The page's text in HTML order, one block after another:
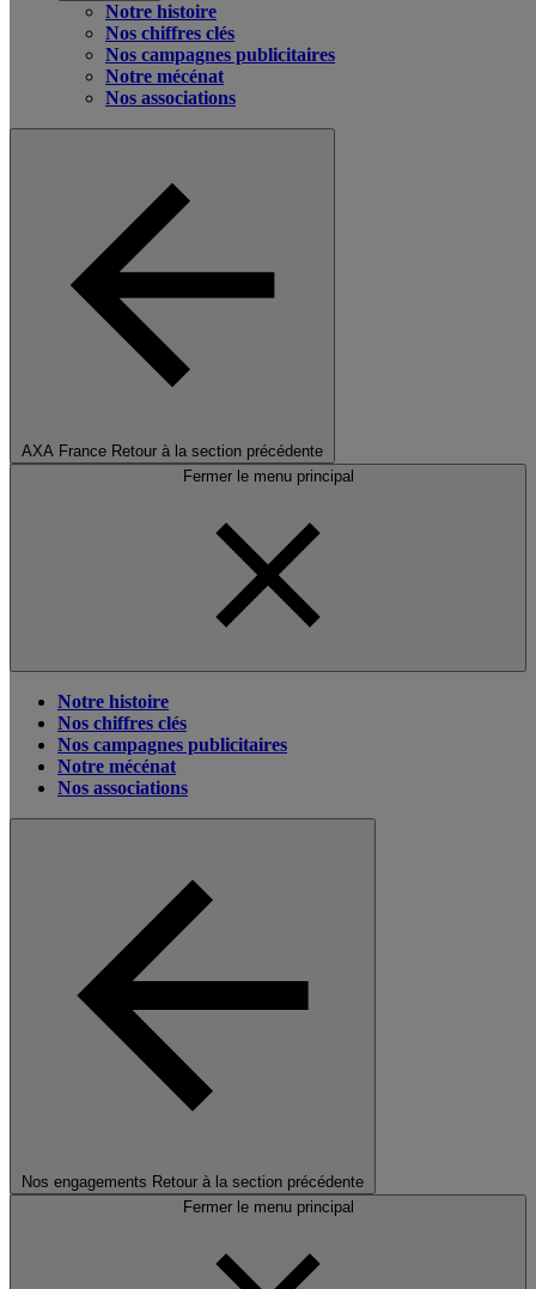
Notre histoire
Nos chiffres clés
Nos campagnes publicitaires
Notre mécénat
Nos associations
AXA France Retour à la section précédente
Fermer le menu principal
Notre histoire
Nos chiffres clés
Nos campagnes publicitaires
Notre mécénat
Nos associations
Nos engagements Retour à la section précédente
Fermer le menu principal